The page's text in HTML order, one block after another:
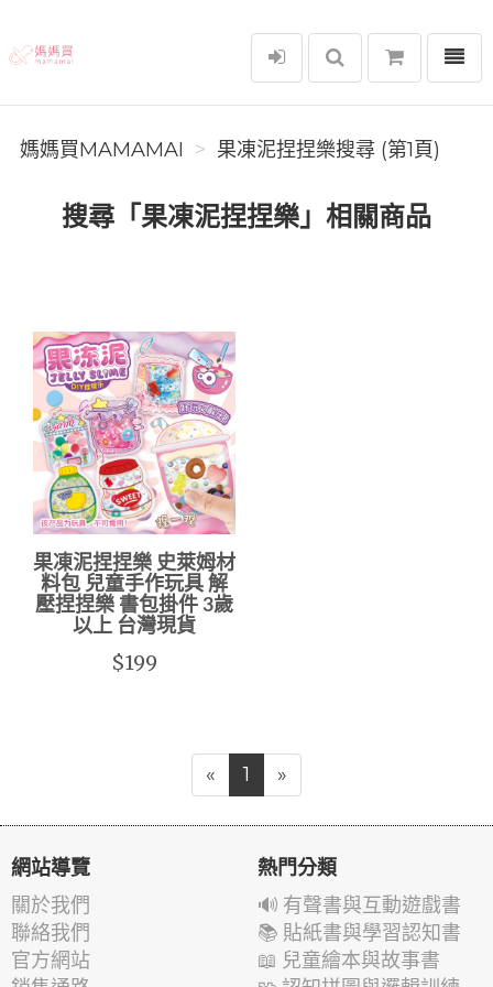
媽媽買MAMAMAI
選單
媽媽買MAMAMAI 果凍泥捏捏樂搜尋 (第1頁)
搜尋「果凍泥捏捏樂」相關商品
果凍泥捏捏樂 史萊姆材
料包 兒童手作玩具 解
壓捏捏樂 書包掛件 3歲
以上 台灣現貨
$199
« 1 »
網站導覽
關於我們
聯絡我們
官方網站
熱門分類
🔊 有聲書與互動遊戲書
📚 貼紙書與學習認知書
📖 兒童繪本與故事書